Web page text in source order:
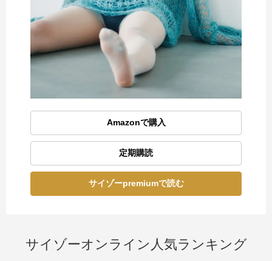
Amazonで購入
定期購読
サイゾーpremiumで読む
サイゾーオンライン人気ランキング